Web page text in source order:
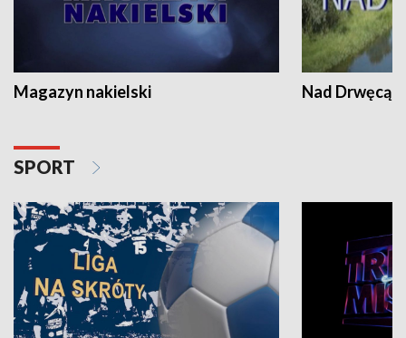
Magazyn nakielski Nad Drwęcą
SPORT